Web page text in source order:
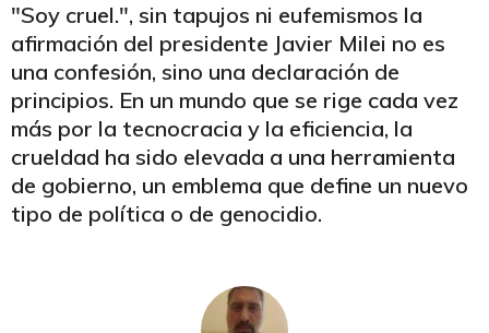
"Soy cruel.", sin tapujos ni eufemismos la
afirmación del presidente Javier Milei no es
una confesión, sino una declaración de
principios. En un mundo que se rige cada vez
más por la tecnocracia y la eficiencia, la
crueldad ha sido elevada a una herramienta
de gobierno, un emblema que define un nuevo
tipo de política o de genocidio.